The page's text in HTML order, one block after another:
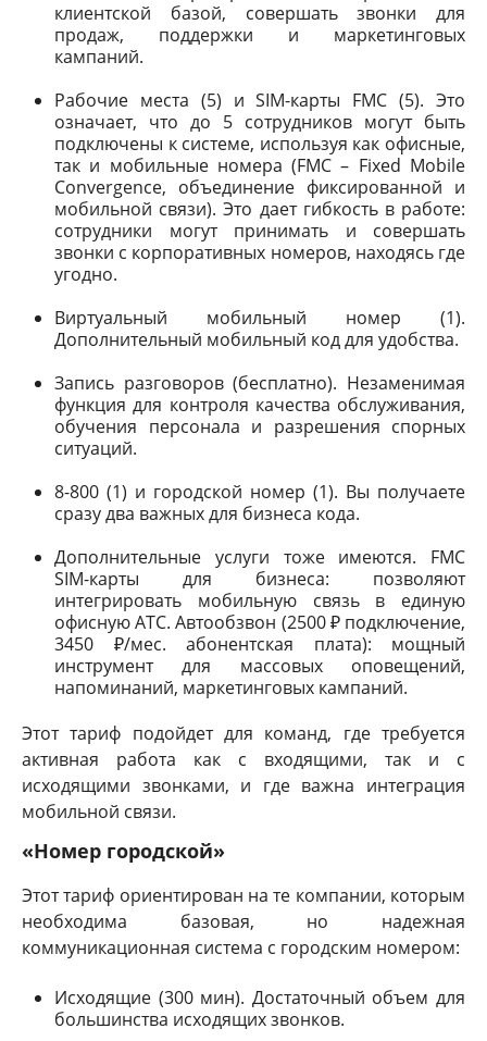
клиентской базой, совершать звонки для
продаж, поддержки и маркетинговых
кампаний.
Рабочие места (5) и SIM-карты FMC (5). Это
означает, что до 5 сотрудников могут быть
подключены к системе, используя как офисные,
так и мобильные номера (FMC – Fixed Mobile
Convergence, объединение фиксированной и
мобильной связи). Это дает гибкость в работе:
сотрудники могут принимать и совершать
звонки с корпоративных номеров, находясь где
угодно.
Виртуальный мобильный номер (1).
Дополнительный мобильный код для удобства.
Запись разговоров (бесплатно). Незаменимая
функция для контроля качества обслуживания,
обучения персонала и разрешения спорных
ситуаций.
8-800 (1) и городской номер (1). Вы получаете
сразу два важных для бизнеса кода.
Дополнительные услуги тоже имеются. FMC
SIM-карты для бизнеса: позволяют
интегрировать мобильную связь в единую
офисную АТС. Автообзвон (2500 ₽ подключение,
3450 ₽/мес. абонентская плата): мощный
инструмент для массовых оповещений,
напоминаний, маркетинговых кампаний.
Этот тариф подойдет для команд, где требуется
активная работа как с входящими, так и с
исходящими звонками, и где важна интеграция
мобильной связи.
«Номер городской»
Этот тариф ориентирован на те компании, которым
необходима базовая, но надежная
коммуникационная система с городским номером:
Исходящие (300 мин). Достаточный объем для
большинства исходящих звонков.